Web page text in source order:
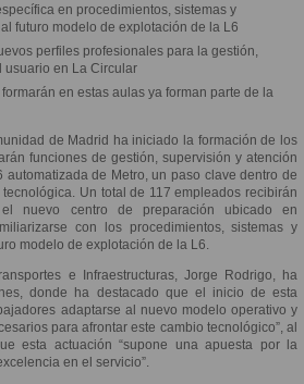
en procedimientos, sistemas y
futuro modelo de explotación de la L6
perfiles profesionales para la gestión,
usuario en La Circular
en estas aulas ya forman parte de la
de Madrid ha iniciado la formación de los
funciones de gestión, supervisión y atención
de Metro, un paso clave dentro de
Un total de 117 empleados recibirán
nuevo centro de preparación ubicado en
con los procedimientos, sistemas y
modelo de explotación de la L6.
e Infraestructuras, Jorge Rodrigo, ha
donde ha destacado que el inicio de esta
adaptarse al nuevo modelo operativo y
para afrontar este cambio tecnológico”, al
esta actuación “supone una apuesta por la
en el servicio”.